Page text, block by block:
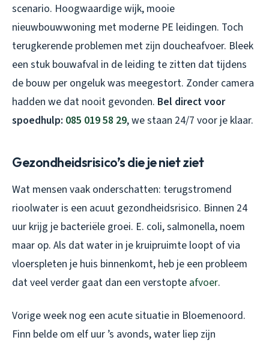
scenario. Hoogwaardige wijk, mooie
nieuwbouwwoning met moderne PE leidingen. Toch
terugkerende problemen met zijn doucheafvoer. Bleek
een stuk bouwafval in de leiding te zitten dat tijdens
de bouw per ongeluk was meegestort. Zonder camera
hadden we dat nooit gevonden. Bel direct voor
spoedhulp: 085 019 58 29, we staan 24/7 voor je klaar.
Gezondheidsrisico’s die je niet ziet
Wat mensen vaak onderschatten: terugstromend
rioolwater is een acuut gezondheidsrisico. Binnen 24
uur krijg je bacteriële groei. E. coli, salmonella, noem
maar op. Als dat water in je kruipruimte loopt of via
vloerspleten je huis binnenkomt, heb je een probleem
dat veel verder gaat dan een verstopte afvoer.
Vorige week nog een acute situatie in Bloemenoord.
Finn belde om elf uur ’s avonds, water liep zijn